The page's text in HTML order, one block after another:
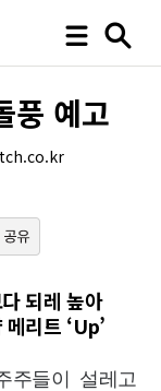
예고
되레 높아
리트 ‘Up’
주들이 설레고